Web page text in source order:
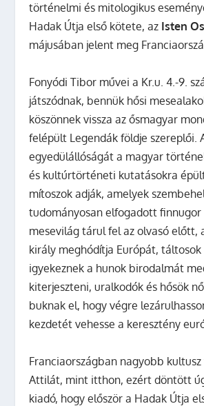
történelmi és mitologikus
Hadak Útja első kötete, az Isten
májusában jelent meg
Fonyódi Tibor művei a Kr.u. 4.-9.
játszódnak, bennük hősi
köszönnek vissza az ősmagyar
felépült Legendák földje szereplői.
egyedülállóságát a magyar
és kultúrtörténeti kutatásokra
mítoszok adják, amelyek
tudományosan elfogadott
mesevilág tárul fel az olvasó előtt,
király meghódítja Európát, táltosok
igyekeznek a hunok birodalmát
kiterjeszteni, uralkodók és hősök
buknak el, hogy végre
kezdetét vehesse a keresztény
Franciaországban nagyobb
Attilát, mint itthon, ezért döntött
kiadó, hogy először a Hadak Útja